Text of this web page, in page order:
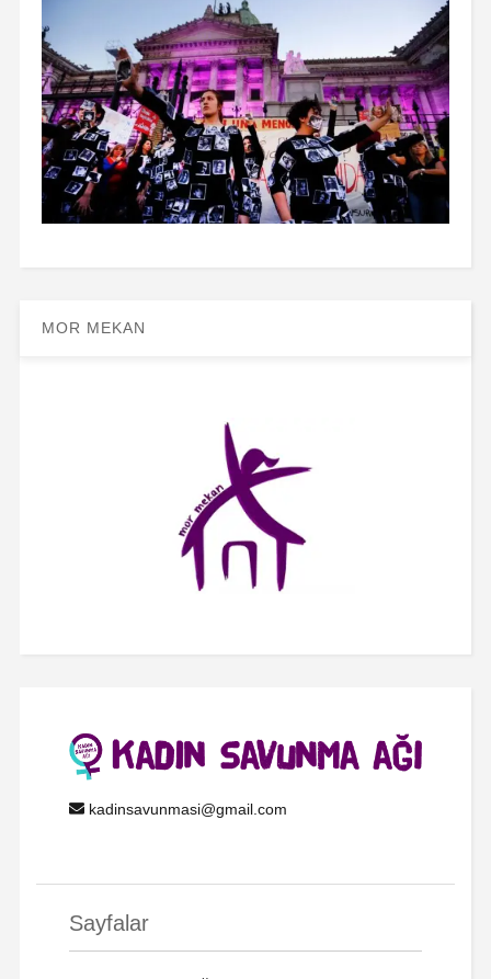
MOR MEKAN
kadinsavunmasi@gmail.com
Sayfalar